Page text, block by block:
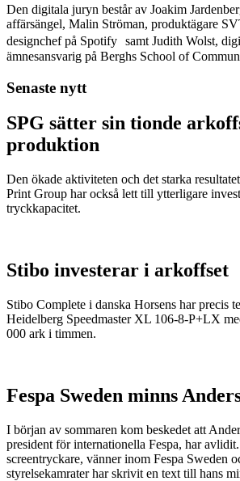
Den digitala juryn består av Joakim
affärsängel, Malin Ströman, produktägare
designchef på Spotify samt Judith Wolst,
ämnesansvarig på Berghs School of
Senaste nytt
SPG sätter sin tionde
produktion
Den ökade aktiviteten och det starka
Print Group har också lett till ytterligare
tryckkapacitet.
Stibo investerar i arkoffset
Stibo Complete i danska Horsens har precis
Heidelberg Speedmaster XL 106-8-P+LX
000 ark i timmen.
Fespa Sweden minns
I början av sommaren kom beskedet att
president för internationella Fespa, har
screentryckare, vänner inom Fespa Sweden
styrelsekamrater har skrivit en text till hans